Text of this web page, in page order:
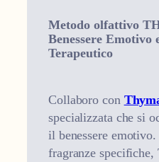
Metodo olfattivo
Benessere Emotivo
Terapeutico
Collaboro con
specializzata che si
il benessere
fragranze specifiche,